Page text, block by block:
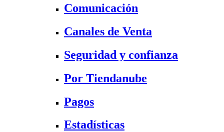
Comunicación
Canales de Venta
Seguridad y confianza
Por Tiendanube
Pagos
Estadísticas